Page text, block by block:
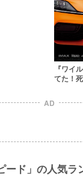
『ワイ
てた！
AD
ード」の人気ラ